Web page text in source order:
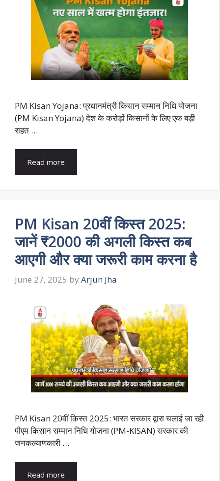
PM Kisan Yojana: प्रधानमंत्री किसान सम्मान निधि योजना
(PM Kisan Yojana) देश के करोड़ों किसानों के लिए एक बड़ी
राहत …
Read more
PM Kisan 20वीं किस्त 2025:
जानें ₹2000 की अगली किस्त कब
आएगी और क्या जरूरी काम करना है
June 27, 2025 by Arjun Jha
PM Kisan 20वीं किस्त 2025: भारत सरकार द्वारा चलाई जा रही
पीएम किसान सम्मान निधि योजना (PM-KISAN) सरकार की
जनकल्याणकारी …
Read more